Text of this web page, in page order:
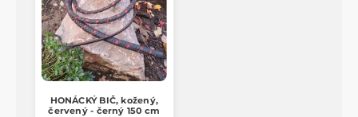
HONÁCKÝ BIČ, kožený,
červený - černý 150 cm